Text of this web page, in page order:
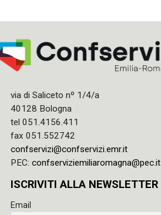
via di Saliceto nº 1/4/a
40128 Bologna
tel 051.4156.411
fax 051.552742
confservizi@confservizi.emr.it
PEC: confserviziemiliaromagna@pec.it
ISCRIVITI ALLA NEWSLETTER
Email